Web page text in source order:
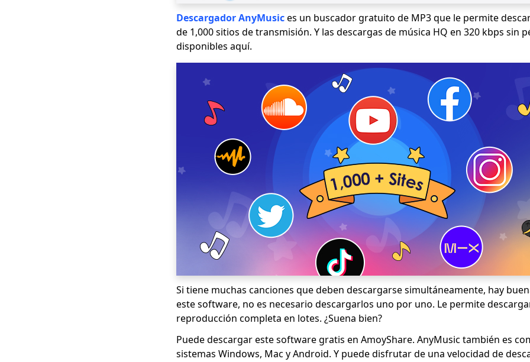
Descargador AnyMusices un buscador gratuito de MP3 que le permite
de 1,000 sitios de transmisión. Y las descargas de música HQ en 320 kbps sin
disponibles aquí.
Si tiene muchas canciones que deben descargarse simultáneamente, hay
este software, no es necesario descargarlos uno por uno. Le permite
reproducción completa en lotes. ¿Suena bien?
Puede descargar este software gratis en AmoyShare. AnyMusic también es
sistemas Windows, Mac y Android. Y puede disfrutar de una velocidad de